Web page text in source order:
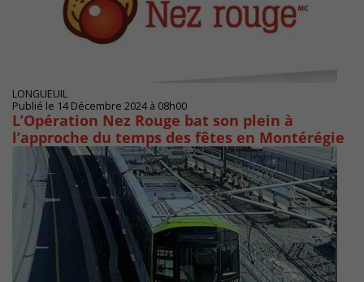
LONGUEUIL
Publié le 14 Décembre 2024 à 08h00
L’Opération Nez Rouge bat son plein à
l’approche du temps des fêtes en Montérégie